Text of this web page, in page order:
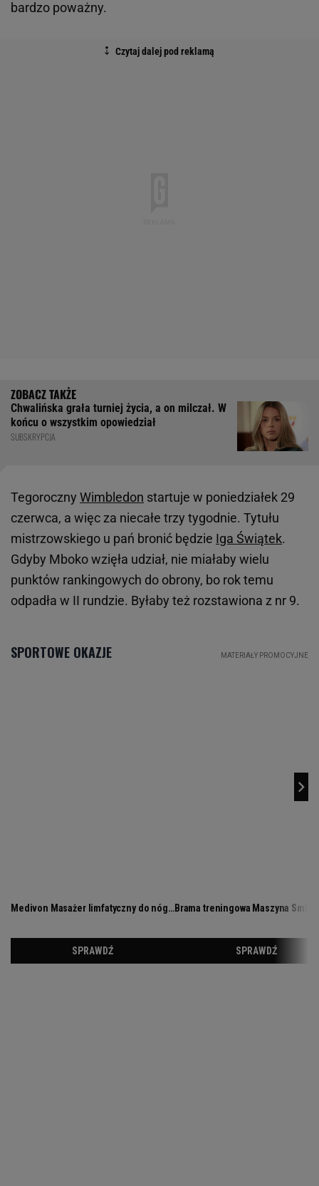
bardzo poważny.
Chwalińska grała turniej życia, a on milczał. W
końcu o wszystkim opowiedział
SUBSKRYPCJA
Tegoroczny Wimbledon startuje w poniedziałek 29
czerwca, a więc za niecałe trzy tygodnie. Tytułu
mistrzowskiego u pań bronić będzie Iga Świątek.
Gdyby Mboko wzięła udział, nie miałaby wielu
punktów rankingowych do obrony, bo rok temu
odpadła w II rundzie. Byłaby też rozstawiona z nr 9.